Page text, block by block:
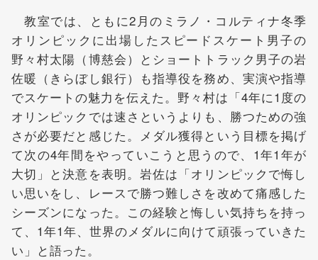
教室では、ともに2月のミラノ・コルティナ冬季
オリンピックに出場したスピードスケート男子の
野々村太陽（博慈会）とショートトラック男子の岩
佐暖（きらぼし銀行）も指導役を務め、実演や指導
でスケートの魅力を伝えた。野々村は「4年に1度の
オリンピックでは速さというよりも、勝つための強
さが必要だと感じた。メダル獲得という目標を掲げ
て次の4年間をやっていこうと思うので、1年1年が
大切」と決意を表明。岩佐は「オリンピックで悔し
い思いをし、レースで勝つ難しさを改めて痛感した
シーズンになった。この経験と悔しい気持ちを持っ
て、1年1年、世界のメダルに向けて頑張っていきた
い」と語った。